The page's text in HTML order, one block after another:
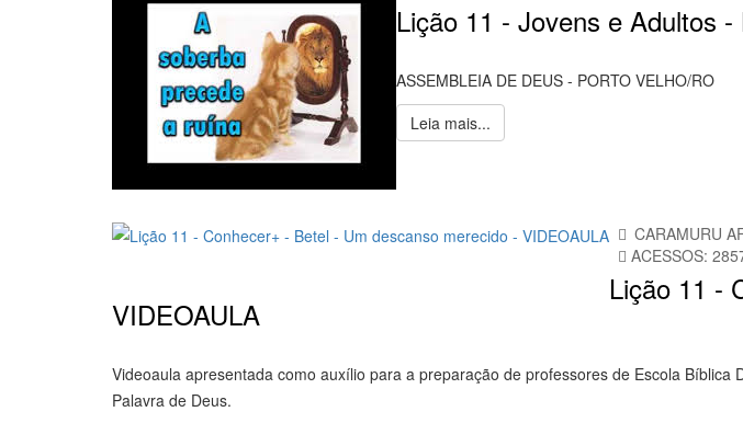
Lição 11 - Jovens e Adultos
ASSEMBLEIA DE DEUS - PORTO VELHO/RO
Leia mais...
CARAMURU
ACESSOS:
Lição 11 -
VIDEOAULA
Videoaula apresentada como auxílio para a preparação de professores de Escola
Palavra de Deus.